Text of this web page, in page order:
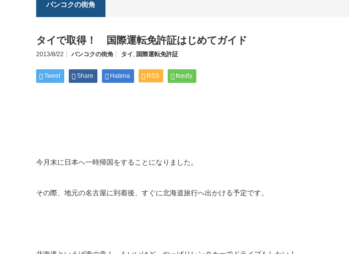
バンコクの街角
タイで取得！ 国際運転免許証はじめてガイド
2013/8/22 バンコクの街角 タイ, 国際運転免許証
Tweet Share Hatena RSS feedly
今月末に日本へ一時帰国をすることになりました。
その際、地元の名古屋に到着後、すぐに北海道旅行へ出かける予定です。